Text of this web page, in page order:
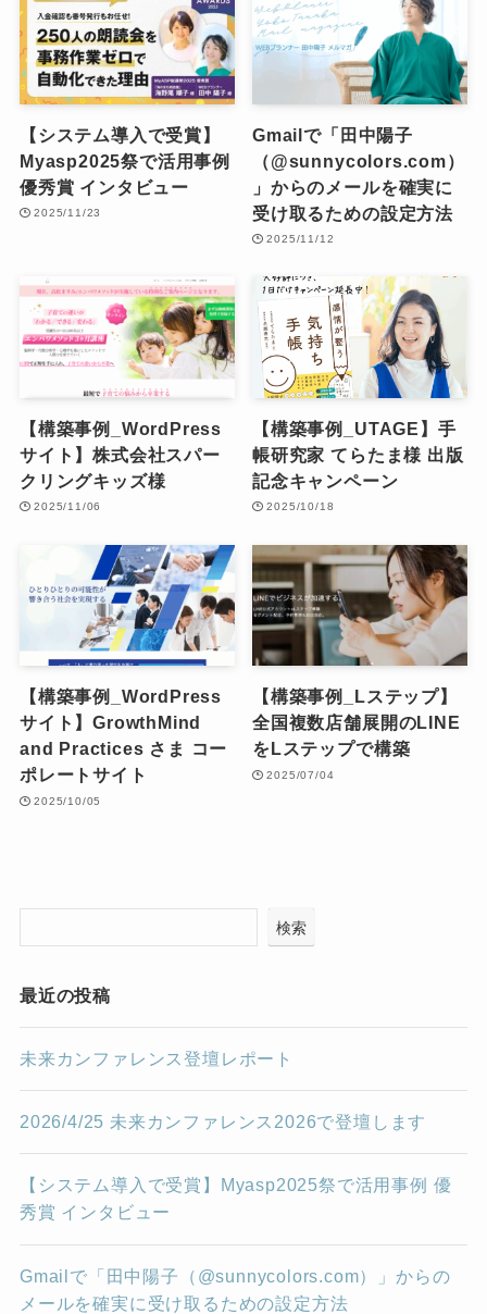
【システム導入で受賞】
Myasp2025祭で活用事例
優秀賞 インタビュー
2025/11/23
Gmailで「田中陽子
（@sunnycolors.com）
」からのメールを確実に
受け取るための設定方法
2025/11/12
【構築事例_WordPress
サイト】株式会社スパー
クリングキッズ様
2025/11/06
【構築事例_UTAGE】手
帳研究家 てらたま様 出版
記念キャンペーン
2025/10/18
【構築事例_WordPress
サイト】GrowthMind
and Practices さま コー
ポレートサイト
2025/10/05
【構築事例_Lステップ】
全国複数店舗展開のLINE
をLステップで構築
2025/07/04
検索
最近の投稿
未来カンファレンス登壇レポート
2026/4/25 未来カンファレンス2026で登壇します
【システム導入で受賞】Myasp2025祭で活用事例 優
秀賞 インタビュー
Gmailで「田中陽子（@sunnycolors.com）」からの
メールを確実に受け取るための設定方法